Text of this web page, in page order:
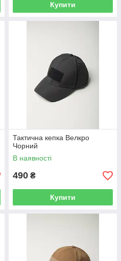
Купити
Тактична кепка Велкро
Чорний
В наявності
490 ₴
Купити